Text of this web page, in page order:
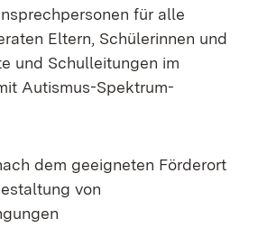
für alle
Eltern, Schülerinnen und
und Schulleitungen im
Autismus-Spektrum-
dem geeigneten Förderort
von